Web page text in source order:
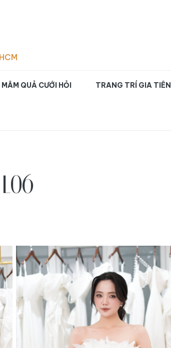
nghiệp TPHCM
MÂM QUẢ CƯỚI HỎI TRANG TRÍ GIA TIÊN